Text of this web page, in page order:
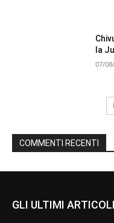
la
07/
COMMENTI RECENTI
GLI ULTIMI ARTICOLI